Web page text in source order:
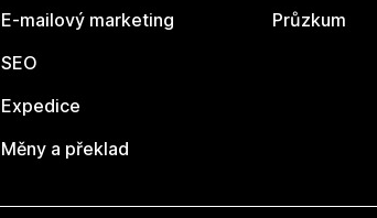
E-mailový marketing
SEO
Expedice
Měny a překlad
Průzkum